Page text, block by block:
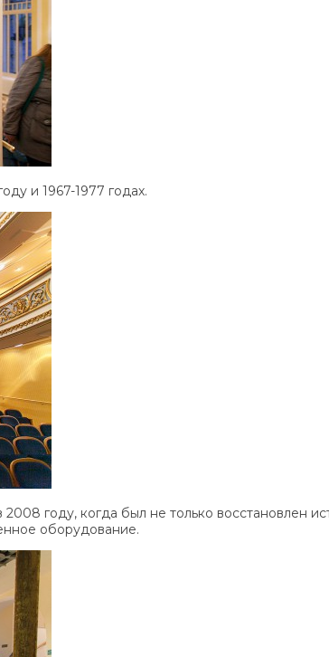
и 1967-1977 годах.
году, когда был не только восстановлен
оборудование.